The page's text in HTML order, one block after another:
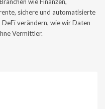
sichere und automatisierte
verändern, wie wir Daten
Vermittler.